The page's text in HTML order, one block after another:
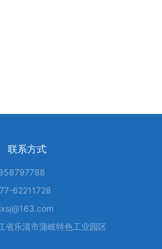
联系方式
62211728
省乐清市蒲岐特色工业园区